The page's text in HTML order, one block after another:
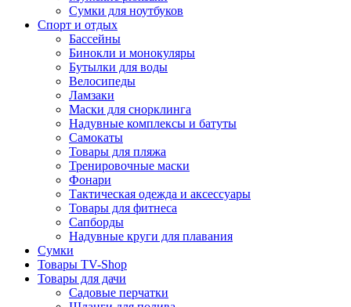
Сумки для ноутбуков
Спорт и отдых
Бассейны
Бинокли и монокуляры
Бутылки для воды
Велосипеды
Ламзаки
Маски для снорклинга
Надувные комплексы и батуты
Самокаты
Товары для пляжа
Тренировочные маски
Фонари
Тактическая одежда и аксессуары
Товары для фитнеса
Сапборды
Надувные круги для плавания
Сумки
Товары TV-Shop
Товары для дачи
Садовые перчатки